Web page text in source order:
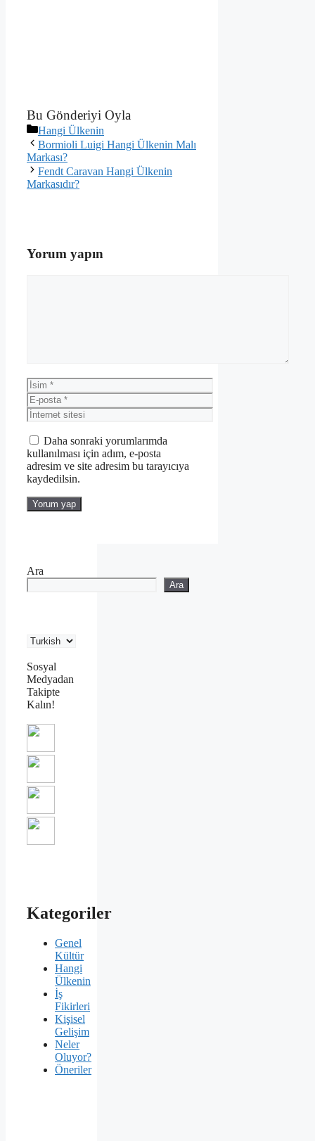
Bu Gönderiyi Oyla
Kategoriler
Hangi Ülkenin
Bormioli Luigi Hangi Ülkenin Malı
Markası?
Fendt Caravan Hangi Ülkenin
Markasıdır?
Yorum yapın
İsim
E-
posta
İnternet
sitesi
Daha sonraki yorumlarımda
kullanılması için adım, e-posta
adresim ve site adresim bu tarayıcıya
kaydedilsin.
Ara
Ara
Sosyal
Medyadan
Takipte
Kalın!
Kategoriler
Genel
Kültür
Hangi
Ülkenin
İş
Fikirleri
Kişisel
Gelişim
Neler
Oluyor?
Öneriler